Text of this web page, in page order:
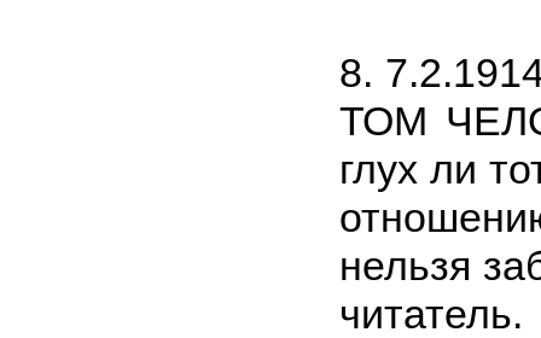
8.
ТОМ
глух ли
нельзя
читатель.